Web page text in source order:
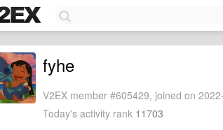
fyhe
V2EX member #605429, joined on
Today's activity rank 11703